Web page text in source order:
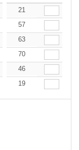
26.70€
21
26.70€
57
26.70€
63
26.70€
70
26.70€
46
26.70€
19